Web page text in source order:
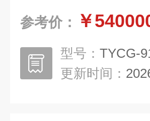
参考价： ￥
型号： TYCG-
更新时间：